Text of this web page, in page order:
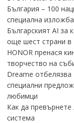
България – 100
специална
Българският AI за
още шест страни в
HONOR пренася
творчество на
Dreame
специални
любимци
Как да превърнете
система